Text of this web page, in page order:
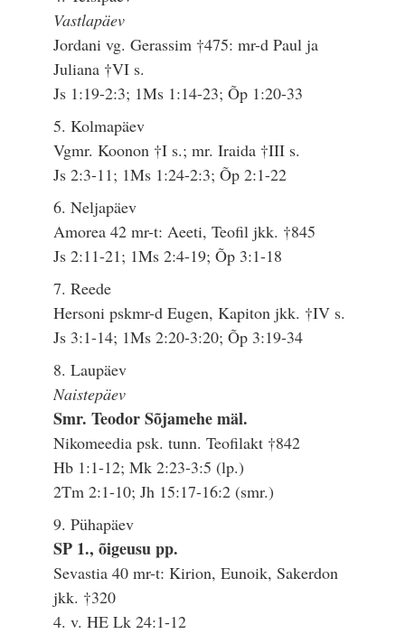
Vastlapäev
Jordani vg. Gerassim †475: mr-d Paul ja
Juliana †VI s.
Js 1:19-2:3; 1Ms 1:14-23; Õp 1:20-33
5. Kolmapäev
Vgmr. Koonon †I s.; mr. Iraida †III s.
Js 2:3-11; 1Ms 1:24-2:3; Õp 2:1-22
6. Neljapäev
Amorea 42 mr-t: Aeeti, Teofil jkk. †845
Js 2:11-21; 1Ms 2:4-19; Õp 3:1-18
7. Reede
Hersoni pskmr-d Eugen, Kapiton jkk. †IV s.
Js 3:1-14; 1Ms 2:20-3:20; Õp 3:19-34
8. Laupäev
Naistepäev
Smr. Teodor Sõjamehe mäl.
Nikomeedia psk. tunn. Teofilakt †842
Hb 1:1-12; Mk 2:23-3:5 (lp.)
2Tm 2:1-10; Jh 15:17-16:2 (smr.)
9. Pühapäev
SP 1., õigeusu pp.
Sevastia 40 mr-t: Kirion, Eunoik, Sakerdon
jkk. †320
4. v. HE Lk 24:1-12